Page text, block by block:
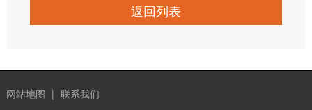
返回列表
网站地图 | 联系我们